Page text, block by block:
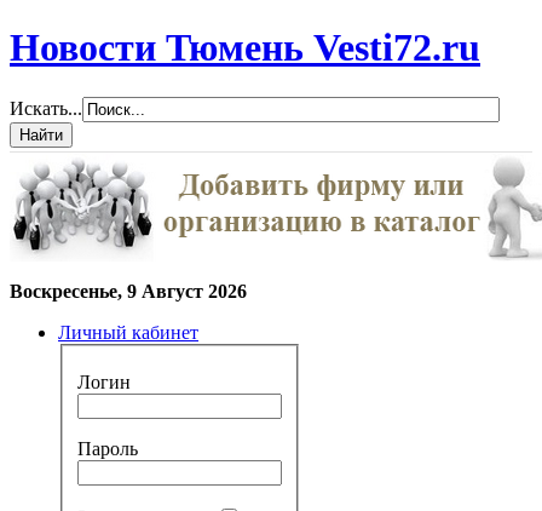
Новости Тюмень Vesti72.ru
Искать...
Воскресенье, 9 Август 2026
Личный кабинет
Логин
Пароль